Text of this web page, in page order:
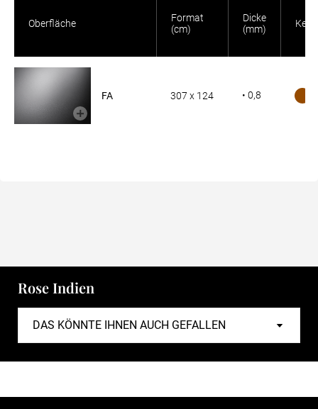
Oberfläche
Format
(cm)
Dicke
(mm)
FA 307 x 124 • 0,8
Rose Indien